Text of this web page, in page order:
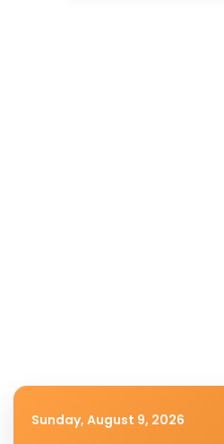
Sunday, August 9, 2026